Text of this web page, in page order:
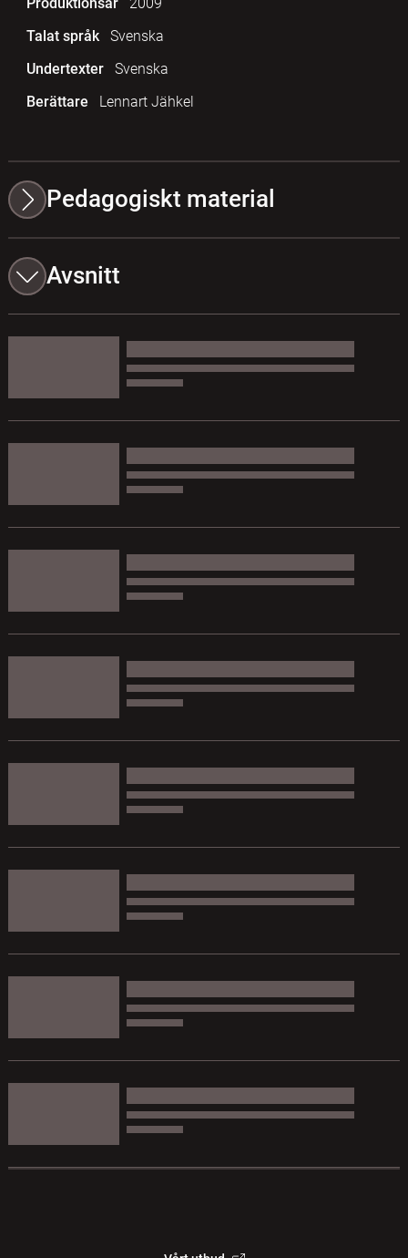
Talat språk
Svenska
Undertexter
Svenska
Berättare
Lennart Jähkel
Pedagogiskt material
Avsnitt